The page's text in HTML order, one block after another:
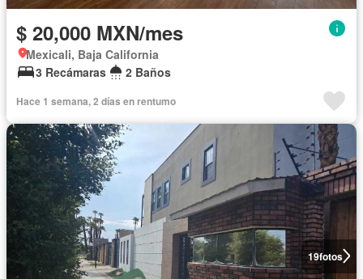
$ 20,000 MXN/mes
Mexicali, Baja California
3 Recámaras
2 Baños
Hace 1 semana, 2 días en rentumo
19fotos